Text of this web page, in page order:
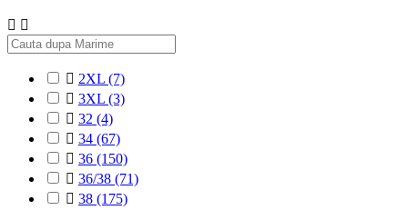
 
 2XL (7)
 3XL (3)
 32 (4)
 34 (67)
 36 (150)
 36/38 (71)
 38 (175)